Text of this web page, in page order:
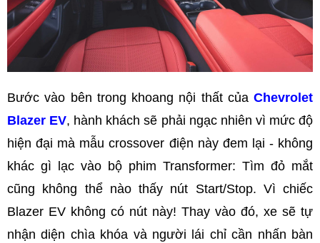
Bước vào bên trong khoang nội thất của Chevrolet
Blazer EV, hành khách sẽ phải ngạc nhiên vì mức độ
hiện đại mà mẫu crossover điện này đem lại - không
khác gì lạc vào bộ phim Transformer: Tìm đỏ mắt
cũng không thể nào thấy nút Start/Stop. Vì chiếc
Blazer EV không có nút này! Thay vào đó, xe sẽ tự
nhận diện chìa khóa và người lái chỉ cần nhấn bàn